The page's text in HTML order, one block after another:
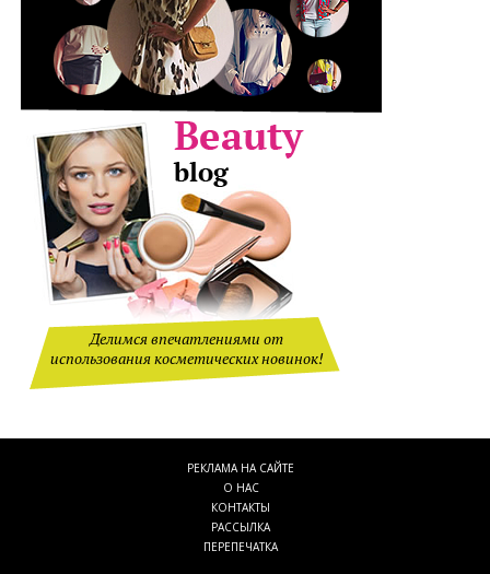
Делимся впечатлениями от
использования косметических новинок!
РЕКЛАМА НА САЙТЕ
О НАС
КОНТАКТЫ
РАССЫЛКА
ПЕРЕПЕЧАТКА